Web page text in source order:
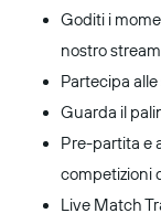
Goditi i
nostro
Partecipa
Guarda il
Pre-partita e
competizioni
Live Match